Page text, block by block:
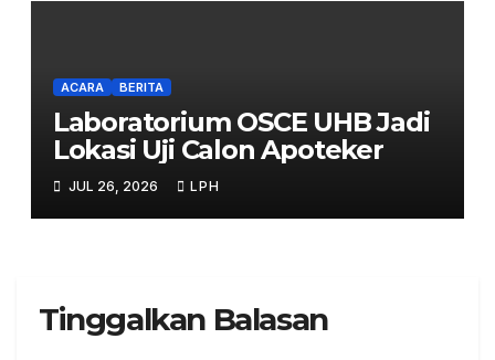
ACARA BERITA
Laboratorium OSCE UHB Jadi
Lokasi Uji Calon Apoteker
JUL 26, 2026 LPH
Tinggalkan Balasan